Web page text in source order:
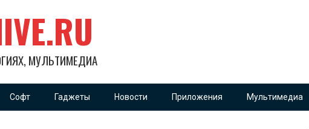
МУЛЬТИМЕДИА
Софт Гаджеты Новости Приложения Мультимедиа